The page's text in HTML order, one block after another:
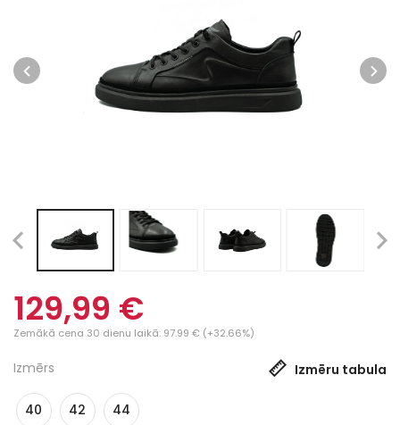
129,99 €
Zemākā cena 30 dienu laikā: 97.99 € (+32.66%)
Izmērs Izmēru tabula
40 42 44